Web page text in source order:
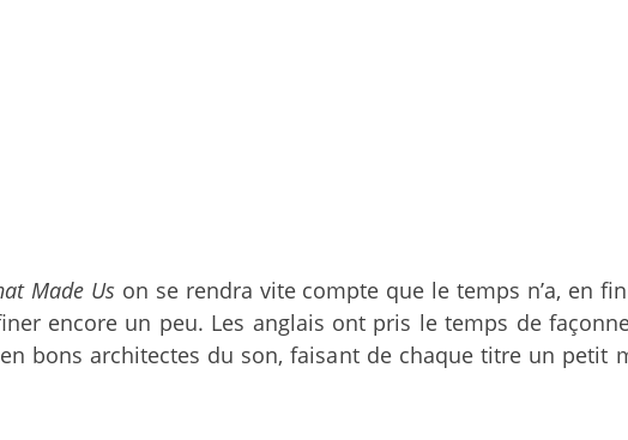
Made Us on se rendra vite compte que le temps n’a, en
encore un peu. Les anglais ont pris le temps de
bons architectes du son, faisant de chaque titre un